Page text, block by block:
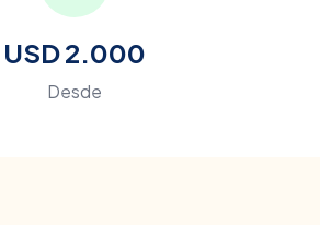
USD 2.000
Desde